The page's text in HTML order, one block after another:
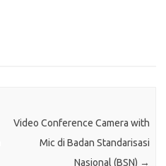
Video Conference Camera with
Mic di Badan Standarisasi
Nasional (BSN) →